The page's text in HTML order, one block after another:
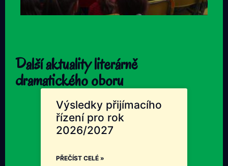
Další aktuality literárně
dramatického oboru
Výsledky přijímacího
řízení pro rok
2026/2027
PŘEČÍST CELÉ »